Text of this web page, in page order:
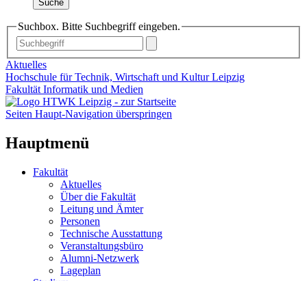
Suche
Suchbox. Bitte Suchbegriff eingeben.
Aktuelles
Hochschule für Technik, Wirtschaft und Kultur Leipzig
Fakultät Informatik und Medien
Seiten Haupt-Navigation überspringen
Hauptmenü
Fakultät
Aktuelles
Über die Fakultät
Leitung und Ämter
Personen
Technische Ausstattung
Veranstaltungsbüro
Alumni-Netzwerk
Lageplan